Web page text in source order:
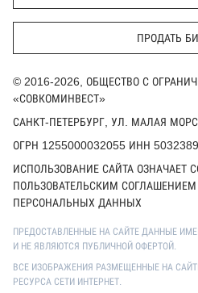
ПРОДАТЬ
© 2016-2026, ОБЩЕСТВО С
«СОВКОМИНВЕСТ»
САНКТ-ПЕТЕРБУРГ, УЛ. МАЛАЯ
ОГРН 1255000032055 ИНН
ИСПОЛЬЗОВАНИЕ САЙТА ОЗНАЧАЕТ
ПОЛЬЗОВАТЕЛЬСКИМ
ПЕРСОНАЛЬНЫХ ДАННЫХ
ПРЕДОСТАВЛЕННЫЕ НА САЙТЕ ДАННЫЕ
И НЕ ЯВЛЯЮТСЯ ПУБЛИЧНОЙ ОФЕРТОЙ.
ВСЕ ИЗОБРАЖЕНИЯ РАЗМЕЩЕННЫЕ НА
РЕСУРСА СЕТИ ИНТЕРНЕТ.